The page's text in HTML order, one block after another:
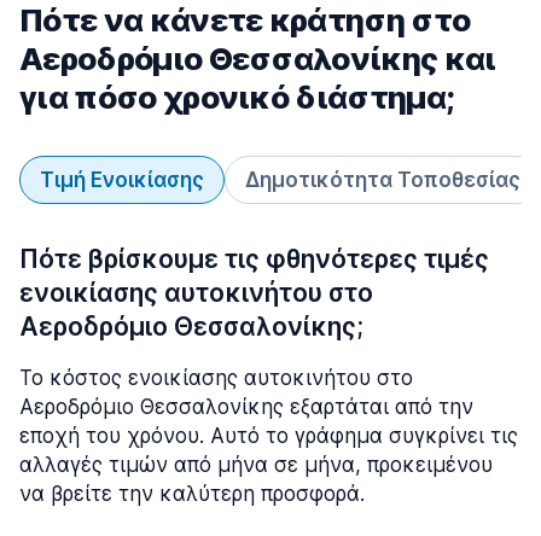
Πότε να κάνετε κράτηση στο
Αεροδρόμιο Θεσσαλονίκης και
για πόσο χρονικό διάστημα;
Τιμή Ενοικίασης Δημοτικότητα Τοποθεσίας
Πότε βρίσκουμε τις φθηνότερες τιμές
ενοικίασης αυτοκινήτου στο
Αεροδρόμιο Θεσσαλονίκης;
Το κόστος ενοικίασης αυτοκινήτου στο
Αεροδρόμιο Θεσσαλονίκης εξαρτάται από την
εποχή του χρόνου. Αυτό το γράφημα συγκρίνει τις
αλλαγές τιμών από μήνα σε μήνα, προκειμένου
να βρείτε την καλύτερη προσφορά.